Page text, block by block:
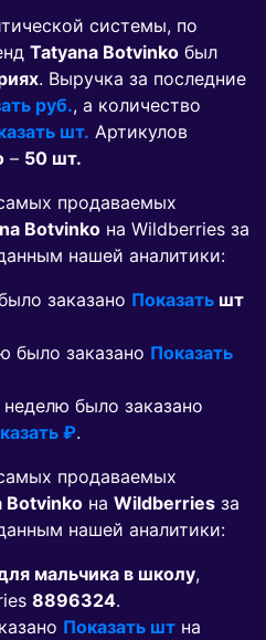
системы, по
Tatyana Botvinko был
. Выручка за последние
руб., а количество
шт. Артикулов
– 50 шт.
продаваемых
Botvinko на Wildberries за
нашей аналитики:
заказано Показать шт
было заказано Показать
неделю было заказано
₽.
продаваемых
Botvinko на Wildberries за
нашей аналитики:
мальчика в школу,
8896324.
Показать шт на